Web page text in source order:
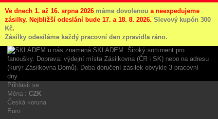
Ve dnech 1. až 16. srpna 2026 máme dovolenou a neexpedujeme
zásilky. Nejbližší odeslání bude 17. a 18. 8. 2026. Slevový kupón 300
Kč.
Zásilky odesíláme každý pracovní den zpravidla ráno.
Přihlásit se
Měna : CZK
Česká koruna
Euro